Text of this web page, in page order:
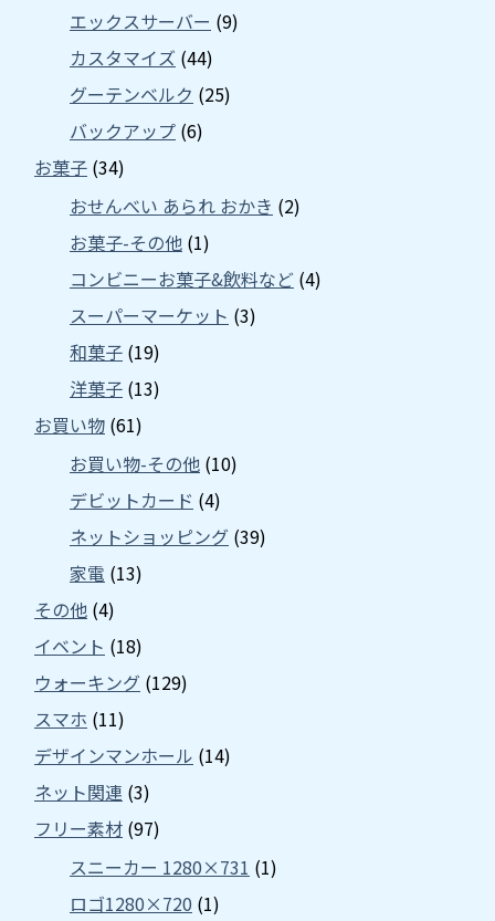
エックスサーバー (9)
カスタマイズ (44)
グーテンベルク (25)
バックアップ (6)
お菓子 (34)
おせんべい あられ おかき (2)
お菓子-その他 (1)
コンビニーお菓子&飲料など (4)
スーパーマーケット (3)
和菓子 (19)
洋菓子 (13)
お買い物 (61)
お買い物-その他 (10)
デビットカード (4)
ネットショッピング (39)
家電 (13)
その他 (4)
イベント (18)
ウォーキング (129)
スマホ (11)
デザインマンホール (14)
ネット関連 (3)
フリー素材 (97)
スニーカー 1280×731 (1)
ロゴ1280×720 (1)